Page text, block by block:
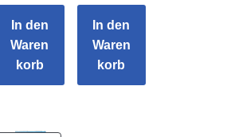
In den
Waren
korb
In den
Waren
korb